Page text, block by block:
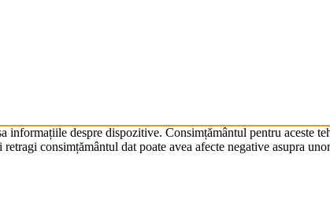
despre dispozitive. Consimțământul pentru aceste
consimțământul dat poate avea afecte negative asupra